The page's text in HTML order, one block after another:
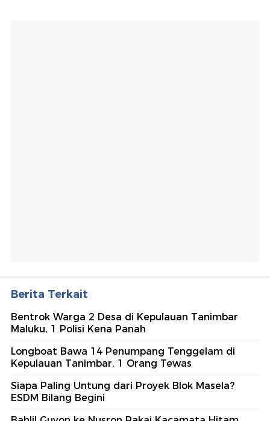
Berita Terkait
Bentrok Warga 2 Desa di Kepulauan Tanimbar
Maluku, 1 Polisi Kena Panah
Longboat Bawa 14 Penumpang Tenggelam di
Kepulauan Tanimbar, 1 Orang Tewas
Siapa Paling Untung dari Proyek Blok Masela?
ESDM Bilang Begini